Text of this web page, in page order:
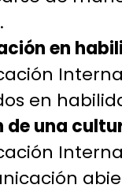
en
en
de una